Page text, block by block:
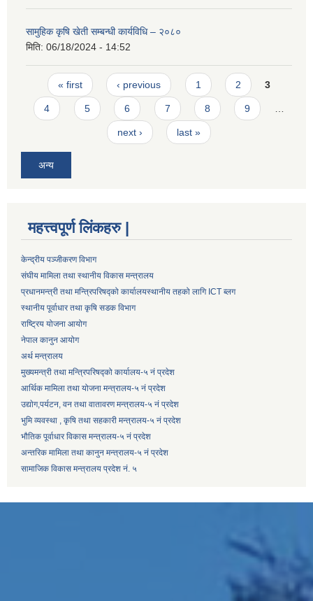
सामुहिक कृषि खेती सम्बन्धी कार्यविधि – २०८०
मिति: 06/18/2024 - 14:52
Pages
« first ‹ previous 1 2 3
4 5 6 7 8 9 …
next › last »
अन्य
महत्त्वपूर्ण लिंकहरु |
केन्द्रीय पञ्जीकरण विभाग
संघीय मामिला तथा स्थानीय विकास मन्त्रालय
प्रधानमन्त्री तथा मन्त्रिपरिषद्को कार्यालयस्थानीय तहको लागि ICT ब्लग
स्थानीय पूर्वाधार तथा कृषि सडक विभाग
राष्ट्रिय योजना आयोग
नेपाल कानुन आयोग
अर्थ मन्त्रालय
मुख्यमन्त्री तथा मन्त्रिपरिषद्को कार्यालय-५ नं प्रदेश
आर्थिक मामिला तथा योजना मन्त्रालय-५ नं प्रदेश
उद्याेग,पर्यटन, वन तथा वातावरण मन्त्रालय-५ नं प्रदेश
भुमि व्यवस्था , कृषि तथा सहकारी मन्त्रालय-५ नं प्रदेश
भौतिक पूर्वाधार विकास मन्त्रालय-५ नं प्रदेश
अन्तरिक मामिला तथा कानुन मन्त्रालय-५ नं प्रदेश
सामाजिक विकास मन्त्रालय प्रदेश नं. ५